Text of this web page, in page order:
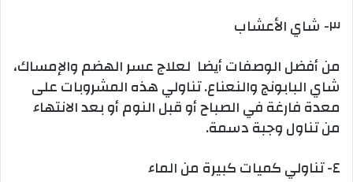
٣- شاي الأعشاب
من أفضل الوصفات أيضا لعلاج عسر الهضم والإمساك،
شاي البابونج والنعناع. تناولي هذه المشروبات على
معدة فارغة في الصباح أو قبل النوم أو بعد الانتهاء
من تناول وجبة دسمة.
٤- تناولي كميات كبيرة من الماء